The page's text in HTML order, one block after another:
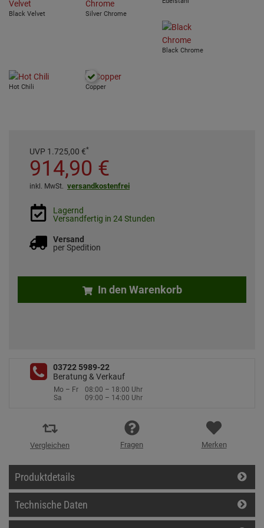
Black Velvet Silver Chrome
Black Chrome
Hot Chili Copper
UVP 1.725,00 €*
914,90 €
inkl. MwSt. versandkostenfrei
Lagernd
Versandfertig in 24 Stunden
Versand
per Spedition
In den Warenkorb
03722 5989-22
Beratung & Verkauf
Mo – Fr
08:00 – 18:00 Uhr
Sa
09:00 – 14:00 Uhr
Vergleichen Fragen Merken
Produktdetails
Technische Daten